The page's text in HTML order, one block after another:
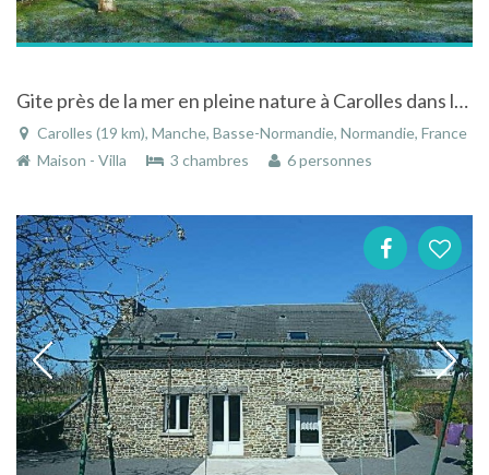
Gite près de la mer en pleine nature à Carolles dans la Manche en Basse-Normandie
Carolles (19 km), Manche, Basse-Normandie, Normandie, France
Maison - Villa
3 chambres 6 personnes